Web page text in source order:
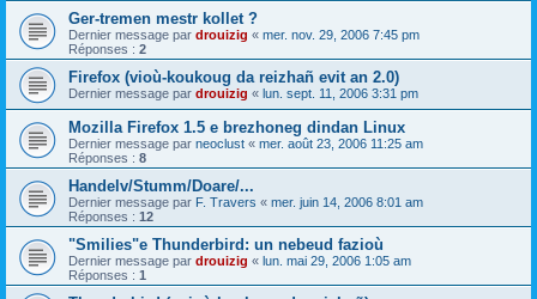
Ger-tremen mestr kollet ?
Dernier message par drouizig « mer. nov. 29, 2006 7:45 pm
Réponses : 2
Firefox (vioù-koukoug da reizhañ evit an 2.0)
Dernier message par drouizig « lun. sept. 11, 2006 3:31 pm
Mozilla Firefox 1.5 e brezhoneg dindan Linux
Dernier message par neoclust « mer. août 23, 2006 11:25 am
Réponses : 8
Handelv/Stumm/Doare/...
Dernier message par F. Travers « mer. juin 14, 2006 8:01 am
Réponses : 12
"Smilies"e Thunderbird: un nebeud fazioù
Dernier message par drouizig « lun. mai 29, 2006 1:05 am
Réponses : 1